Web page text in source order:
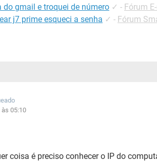
do gmail e troquei de número ✓ - Fórum
j7 prime esqueci a senha ✓ - Fórum
às 05:10
coisa é preciso conhecer o IP do